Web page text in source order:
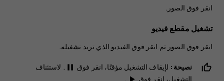
انقر فوق الصور .
تشغيل مقطع فيديو
انقر فوق الصور ثم انقر فوق الفيديو الذي تريد تشغيله.
نصيحة: لإيقاف التشغيل مؤقتًا، انقر فوق pause . لاستئناف
التشغيل، انقر فوق
.